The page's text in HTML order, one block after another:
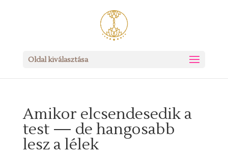
Oldal kiválasztása
Amikor elcsendesedik a
test — de hangosabb
lesz a lélek